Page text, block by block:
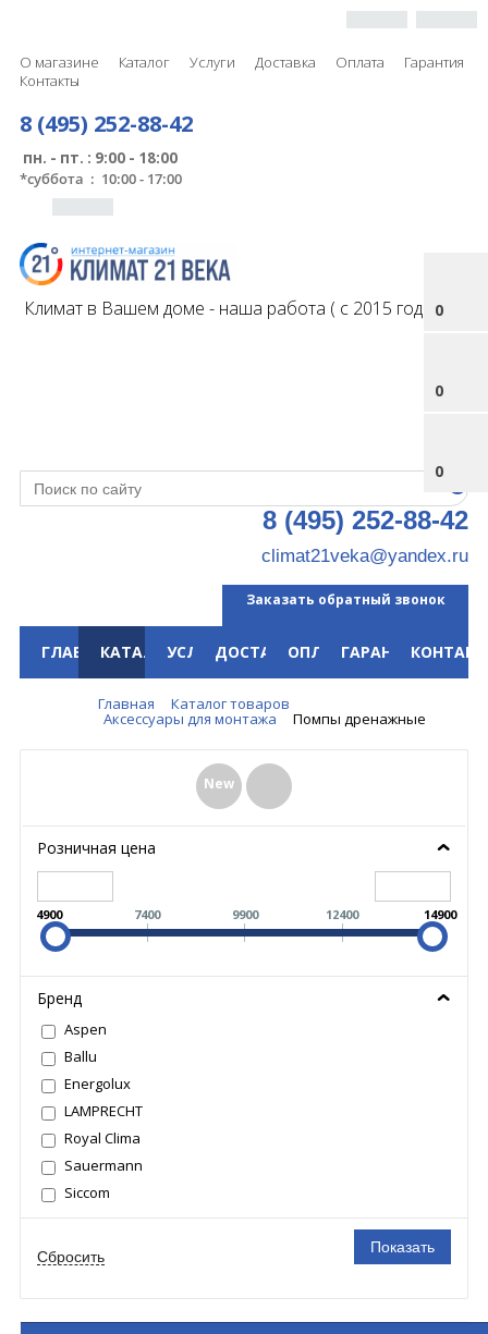
О магазине Каталог Услуги Доставка Оплата
Гарантия
Контакты
0
0
0
8 (495) 252-88-42
пн. - пт. : 9:00 - 18:00
*суббота : 10:00 - 17:00
Климат в Вашем доме - наша работа ( с 2015 года )
8 (495) 252-88-42
climat21veka@yandex.ru
Заказать обратный звонок
ГЛАВНАЯКАТАЛОГУСЛУГИДОСТАВКАОПЛАТАГАРАНТИЯ
Главная Каталог товаров
Аксессуары для монтажа Помпы дренажные
New
Розничная цена
4900 7400 9900 12400 14900
Бренд
Aspen
Ballu
Energolux
LAMPRECHT
Royal Clima
Sauermann
Siccom